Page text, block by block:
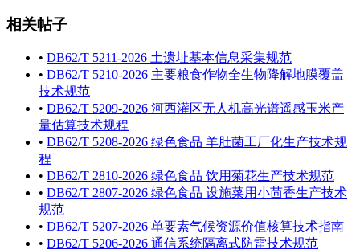
相关帖子
• DB62/T 5211-2026 土遗址基本信息采集规范
• DB62/T 5210-2026 主要粮食作物全生物降解地膜覆盖
技术规范
• DB62/T 5209-2026 河西灌区无人机高光谱遥感玉米产
量估算技术规程
• DB62/T 5208-2026 绿色食品 羊肚菌工厂化生产技术规
程
• DB62/T 2810-2026 绿色食品 饮用菊花生产技术规范
• DB62/T 2807-2026 绿色食品 设施菜用小茴香生产技术
规范
• DB62/T 5207-2026 单要素气候资源价值核算技术指南
• DB62/T 5206-2026 通信系统隔离式防雷技术规范